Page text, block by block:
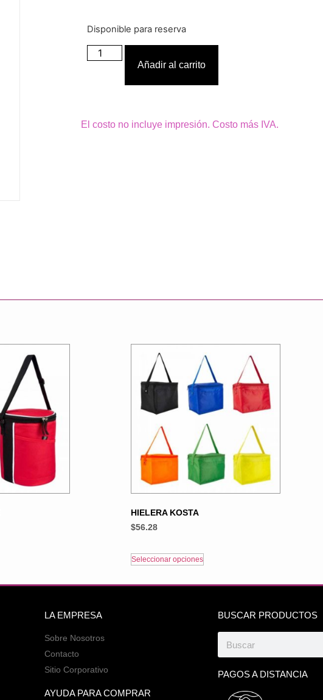
Disponible para reserva
Añadir al carrito
El costo no incluye impresión. Costo más IVA.
HIELERA KOSTA
$56.28
Seleccionar opciones
LA EMPRESA
Sobre Nosotros
Contacto
Sitio Corporativo
AYUDA PARA COMPRAR
BUSCAR PRODUCTOS
PAGOS A DISTANCIA